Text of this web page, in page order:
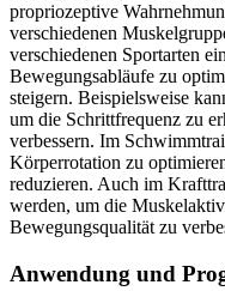
propriozeptive
verschiedenen
verschiedenen Sportarten
Bewegungsabläufe zu
steigern. Beispielsweise
um die Schrittfrequenz zu
verbessern. Im
Körperrotation zu
reduzieren. Auch im
werden, um die
Bewegungsqualität zu
Anwendung und